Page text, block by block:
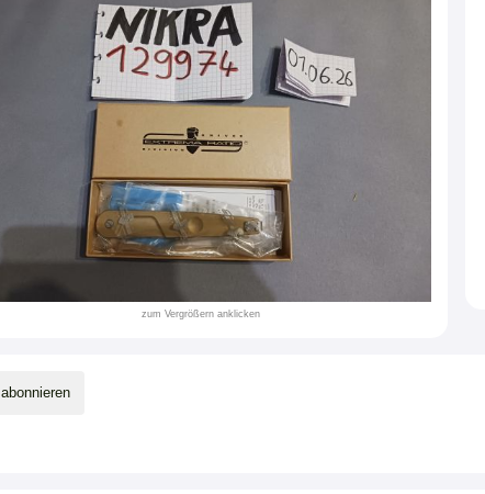
zum Vergrößern anklicken
abonnieren